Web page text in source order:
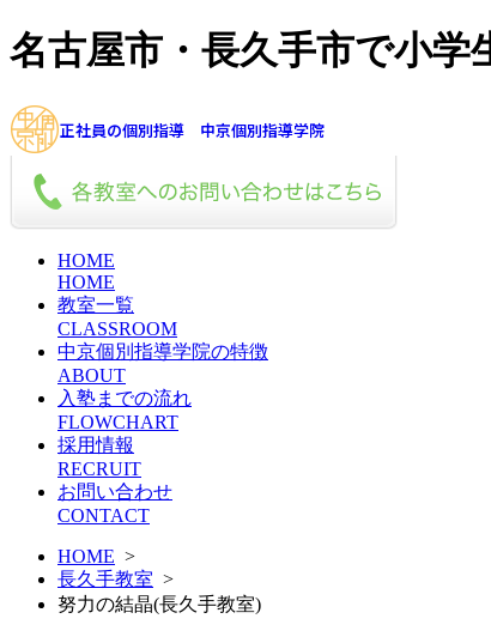
名古屋市・長久手市で小学
正社員の個別指導 中京個別指導学院
HOME
HOME
教室一覧
CLASSROOM
中京個別指導学院の特徴
ABOUT
入塾までの流れ
FLOWCHART
採用情報
RECRUIT
お問い合わせ
CONTACT
HOME >
長久手教室 >
努力の結晶(長久手教室)